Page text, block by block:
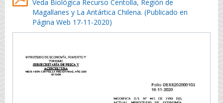
Veda Biológica Recurso Centolla, Región de
Magallanes y La Antártica Chilena. (Publicado en
Página Web 17-11-2020)